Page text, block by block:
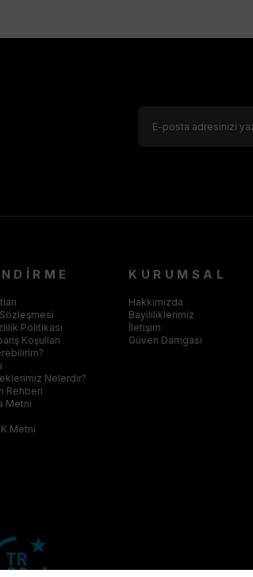
Politikası
Koşulları
Nelerdir?
Rehberi
Metni
Metni
KURUMSAL
Hakkımızda
Bayililiklerimiz
İletişim
Güven Damgası